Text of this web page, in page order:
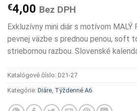
€4,00 Bez DPH
Exkluzívny mini diár s motívom MALÝ
pevnej väzbe s prednou penou, soft
striebornou razbou. Slovenské
Katalógové číslo: D21-27
Kategórie: Diáre Týždenné A6